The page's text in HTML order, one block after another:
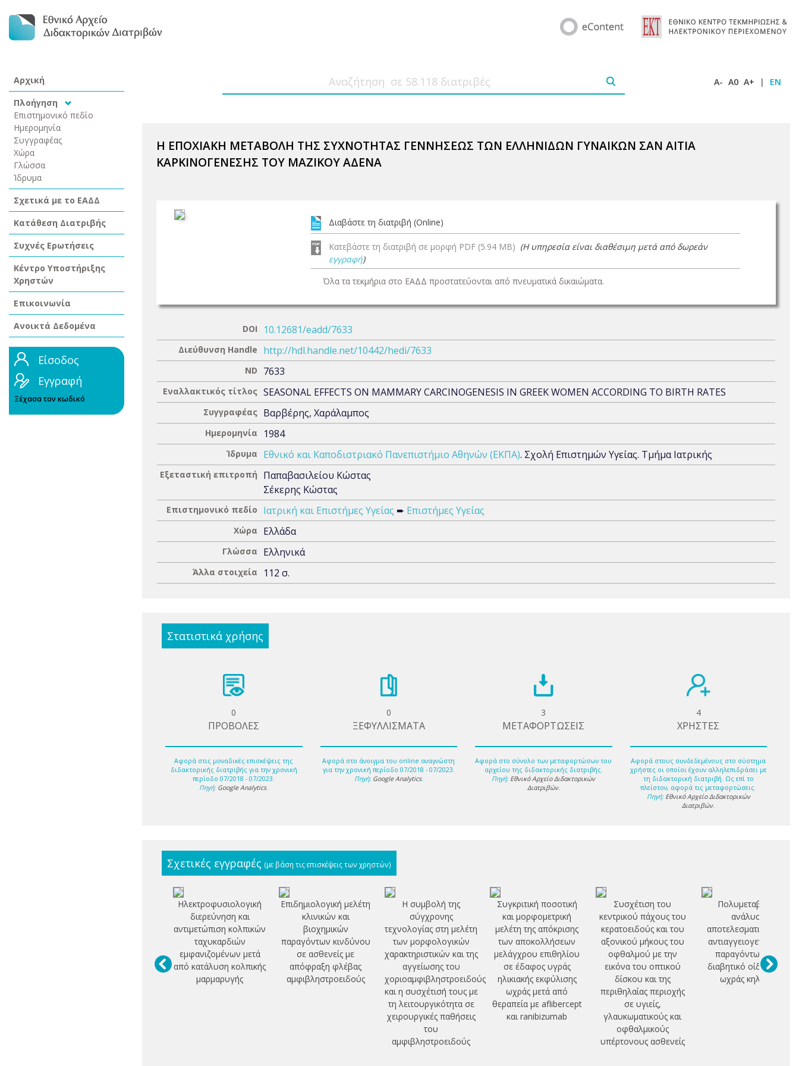
Αρχική
Πλοήγηση
Επιστημονικό πεδίο
Ημερομηνία
Συγγραφέας
Χώρα
Γλώσσα
Ίδρυμα
Σχετικά με το ΕΑΔΔ
Κατάθεση Διατριβής
Συχνές Ερωτήσεις
Κέντρο Υποστήριξης
Χρηστών
Επικοινωνία
Ανοικτά Δεδομένα
Είσοδος
Εγγραφή
Ξέχασα τον κωδικό
A- A0 A+ | EN
Η ΕΠΟΧΙΑΚΗ ΜΕΤΑΒΟΛΗ ΤΗΣ ΣΥΧΝΟΤΗΤΑΣ ΓΕΝΝΗΣΕΩΣ ΤΩΝ ΕΛΛΗΝΙΔΩΝ ΓΥΝΑΙΚΩΝ ΣΑΝ ΑΙΤΙΑ
ΚΑΡΚΙΝΟΓΕΝΕΣΗΣ ΤΟΥ ΜΑΖΙΚΟΥ ΑΔΕΝΑ
Διαβάστε τη διατριβή (Online)
Κατεβάστε τη διατριβή σε μορφή PDF (5.94 MB) (Η υπηρεσία είναι διαθέσιμη μετά από δωρεάν
εγγραφή)
Όλα τα τεκμήρια στο ΕΑΔΔ προστατεύονται από πνευματικά δικαιώματα.
DOI 10.12681/eadd/7633
Διεύθυνση Handle http://hdl.handle.net/10442/hedi/7633
ND 7633
Εναλλακτικός τίτλος SEASONAL EFFECTS ON MAMMARY CARCINOGENESIS IN GREEK WOMEN ACCORDING TO BIRTH RATES
Συγγραφέας Βαρβέρης, Χαράλαμπος
Ημερομηνία 1984
Ίδρυμα Εθνικό και Καποδιστριακό Πανεπιστήμιο Αθηνών (ΕΚΠΑ). Σχολή Επιστημών Υγείας. Τμήμα Ιατρικής
Εξεταστική επιτροπή
Παπαβασιλείου Κώστας
Σέκερης Κώστας
Επιστημονικό πεδίο Ιατρική και Επιστήμες Υγείας ➨ Επιστήμες Υγείας
Χώρα Ελλάδα
Γλώσσα Ελληνικά
Άλλα στοιχεία 112 σ.
Στατιστικά χρήσης
0
ΠΡΟΒΟΛΕΣ
Αφορά στις μοναδικές επισκέψεις της
διδακτορικής διατριβής για την χρονική
περίοδο 07/2018 - 07/2023.
Πηγή: Google Analytics.
0
ΞΕΦΥΛΛΙΣΜΑΤΑ
Αφορά στο άνοιγμα του online αναγνώστη
για την χρονική περίοδο 07/2018 - 07/2023.
Πηγή: Google Analytics.
3
ΜΕΤΑΦΟΡΤΩΣΕΙΣ
Αφορά στο σύνολο των μεταφορτώσων του
αρχείου της διδακτορικής διατριβής.
Πηγή: Εθνικό Αρχείο Διδακτορικών
Διατριβών.
4
ΧΡΗΣΤΕΣ
Αφορά στους συνδεδεμένους στο σύστημα
χρήστες οι οποίοι έχουν αλληλεπιδράσει με
τη διδακτορική διατριβή. Ως επί το
πλείστον, αφορά τις μεταφορτώσεις.
Πηγή: Εθνικό Αρχείο Διδακτορικών
Διατριβών.
Σχετικές εγγραφές (με βάση τις επισκέψεις των χρηστών)
Ηλεκτροφυσιολογική
διερεύνηση και
αντιμετώπιση κολπικών
ταχυκαρδιών
εμφανιζομένων μετά
από κατάλυση κολπικής
μαρμαρυγής
Επιδημιολογική μελέτη
κλινικών και
βιοχημικών
παραγόντων κινδύνου
σε ασθενείς με
απόφραξη φλέβας
αμφιβληστροειδούς
Η συμβολή της
σύγχρονης
τεχνολογίας στη μελέτη
των μορφολογικών
χαρακτηριστικών και της
αγγείωσης του
χοριοαμφιβληστροειδούς
και η συσχέτισή τους με
τη λειτουργικότητα σε
χειρουργικές παθήσεις
του
αμφιβληστροειδούς
Συγκριτική ποσοτική
και μορφομετρική
μελέτη της απόκρισης
των αποκολλήσεων
μελάγχρου επιθηλίου
σε έδαφος υγράς
ηλικιακής εκφύλισης
ωχράς μετά από
θεραπεία με aflibercept
και ranibizumab
Συσχέτιση του
κεντρικού πάχους του
κερατοειδούς και του
αξονικού μήκους του
οφθαλμού με την
εικόνα του οπτικού
δίσκου και της
περιθηλαίας περιοχής
σε υγιείς,
γλαυκωματικούς και
οφθαλμικούς
υπέρτονους ασθενείς
Πολυμεταβλητή
ανάλυση
αποτελεσματικότητας
αντιαγγειογενετικών
παραγόντων στο
διαβητικό οίδημα της
ωχράς κηλίδας